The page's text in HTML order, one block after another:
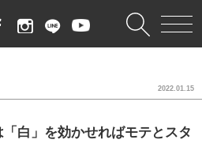
白」を効かせればモテとスタ
2022.01.15